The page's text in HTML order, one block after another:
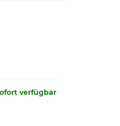
verfügbar